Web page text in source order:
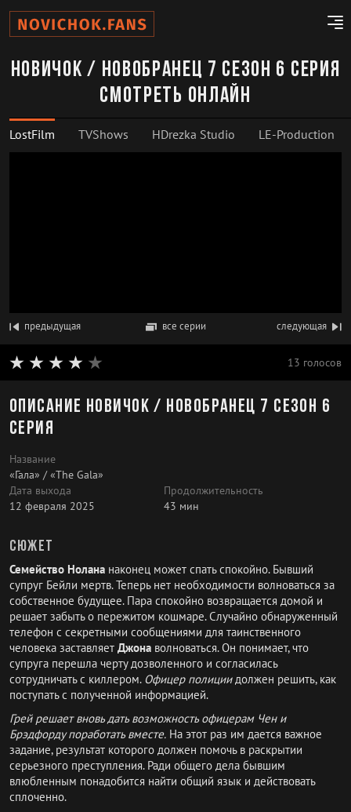
Новичок / Новобранец 7 сезон 6 серия
смотреть онлайн
LostFilm TVShows HDrezka Studio LE-Production
предыдущая все серии следующая
13 голосов
Описание Новичок / Новобранец 7 сезон 6
серия
Название
«Гала» / «The Gala»
Дата выхода
12 февраля 2025
Продолжительность
43 мин
Сюжет
Семейство Нолана наконец может спать спокойно. Бывший
супруг Бейли мертв. Теперь нет необходимости волноваться за
собственное будущее. Пара спокойно возвращается домой и
решает забыть о пережитом кошмаре. Случайно обнаруженный
телефон с секретными сообщениями для таинственного
человека заставляет Джона волноваться. Он понимает, что
супруга перешла черту дозволенного и согласилась
сотрудничать с киллером. Офицер полициидолжен решить, как
поступать с полученной информацией.
Грей решает вновь дать возможность офицерам Чен и
Брэдфорду поработать вместе. На этот раз им дается важное
задание, результат которого должен помочь в раскрытии
серьезного преступления. Ради общего дела бывшим
влюбленным понадобится найти общий язык и действовать
сплоченно.